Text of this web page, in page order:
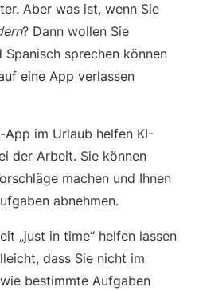
Aber was ist, wenn Sie
? Dann wollen Sie
sprechen können
eine App verlassen
App im Urlaub helfen KI-
der Arbeit. Sie können
machen und Ihnen
abnehmen.
„just in time“ helfen lassen
dass Sie nicht im
bestimmte Aufgaben